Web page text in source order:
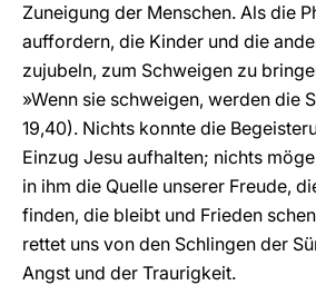
Zuneigung der Menschen. Als die
auffordern, die Kinder und die
zujubeln, zum Schweigen zu
»Wenn sie schweigen, werden die
19,40). Nichts konnte die
Einzug Jesu aufhalten; nichts
in ihm die Quelle unserer Freude,
finden, die bleibt und Frieden
rettet uns von den Schlingen der
Angst und der Traurigkeit.